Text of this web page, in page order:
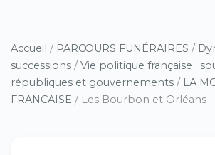
Accueil / PARCOURS FUNÉRAIRES /
successions / Vie politique française :
républiques et gouvernements / LA
FRANCAISE / Les Bourbon et Orléans